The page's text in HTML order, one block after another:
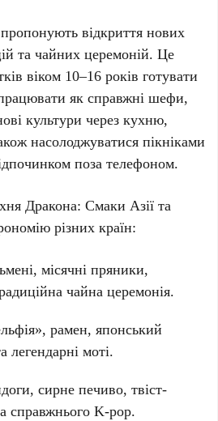
відкриття нових
та чайних церемоній. Це
віком 10–16 років готувати
як справжні шефи,
культури через кухню,
насолоджуватися пікніками
поза телефоном.
Дракона: Смаки Азії та
різних країн:
місячні пряники,
чайна церемонія.
рамен, японський
легендарні моті.
сирне печиво, твіст-
справжнього K-pop.